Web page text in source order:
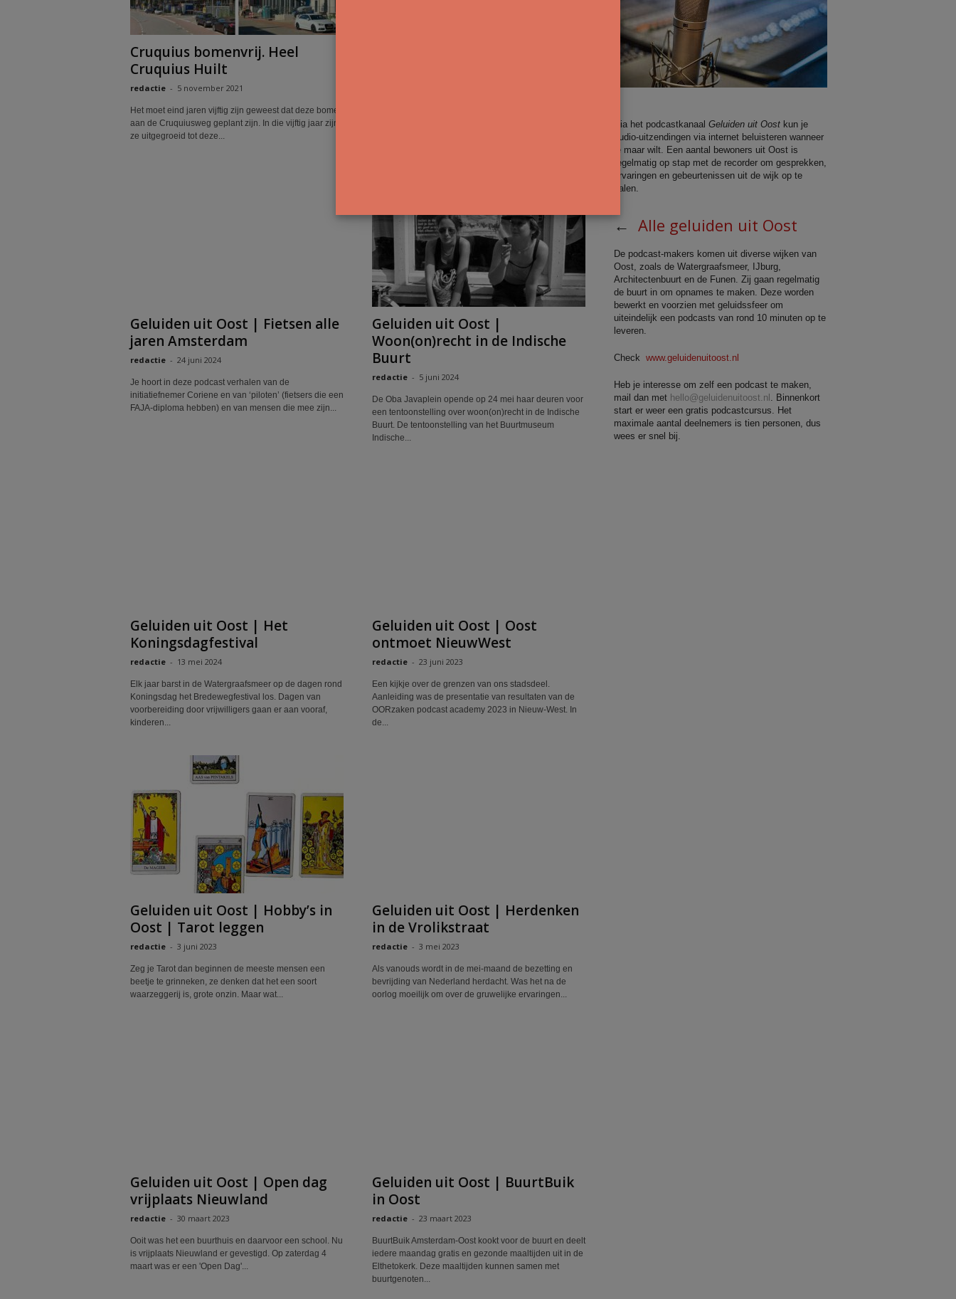
Cruquius bomenvrij. Heel
Cruquius Huilt
redactie - 5 november 2021
Het moet eind jaren vijftig zijn geweest dat deze bomen
aan de Cruquiusweg geplant zijn. In die vijftig jaar zijn
ze uitgegroeid tot deze...
Geluiden uit Oost | Fietsen alle
jaren Amsterdam
redactie - 24 juni 2024
Je hoort in deze podcast verhalen van de
initiatiefnemer Coriene en van ‘piloten’ (fietsers die een
FAJA-diploma hebben) en van mensen die mee zijn...
Geluiden uit Oost |
Woon(on)recht in de Indische
Buurt
redactie - 5 juni 2024
De Oba Javaplein opende op 24 mei haar deuren voor
een tentoonstelling over woon(on)recht in de Indische
Buurt. De tentoonstelling van het Buurtmuseum
Indische...
Geluiden uit Oost | Het
Koningsdagfestival
redactie - 13 mei 2024
Elk jaar barst in de Watergraafsmeer op de dagen rond
Koningsdag het Bredewegfestival los. Dagen van
voorbereiding door vrijwilligers gaan er aan vooraf,
kinderen...
Geluiden uit Oost | Oost
ontmoet NieuwWest
redactie - 23 juni 2023
Een kijkje over de grenzen van ons stadsdeel.
Aanleiding was de presentatie van resultaten van de
OORzaken podcast academy 2023 in Nieuw-West. In
de...
Geluiden uit Oost | Hobby’s in
Oost | Tarot leggen
redactie - 3 juni 2023
Zeg je Tarot dan beginnen de meeste mensen een
beetje te grinneken, ze denken dat het een soort
waarzeggerij is, grote onzin. Maar wat...
Geluiden uit Oost | Herdenken
in de Vrolikstraat
redactie - 3 mei 2023
Als vanouds wordt in de mei-maand de bezetting en
bevrijding van Nederland herdacht. Was het na de
oorlog moeilijk om over de gruwelijke ervaringen...
Geluiden uit Oost | Open dag
vrijplaats Nieuwland
redactie - 30 maart 2023
Ooit was het een buurthuis en daarvoor een school. Nu
is vrijplaats Nieuwland er gevestigd. Op zaterdag 4
maart was er een 'Open Dag'...
Geluiden uit Oost | BuurtBuik
in Oost
redactie - 23 maart 2023
BuurtBuik Amsterdam-Oost kookt voor de buurt en deelt
iedere maandag gratis en gezonde maaltijden uit in de
Elthetokerk. Deze maaltijden kunnen samen met
buurtgenoten...
Via het podcastkanaal Geluiden uit Oostkun je
audio-uitzendingen via internet beluisteren wanneer
je maar wilt. Een aantal bewoners uit Oost is
regelmatig op stap met de recorder om gesprekken,
ervaringen en gebeurtenissen uit de wijk op te
halen.
← Alle geluiden uit Oost
De podcast-makers komen uit diverse wijken van
Oost, zoals de Watergraafsmeer, IJburg,
Architectenbuurt en de Funen. Zij gaan regelmatig
de buurt in om opnames te maken. Deze worden
bewerkt en voorzien met geluidssfeer om
uiteindelijk een podcasts van rond 10 minuten op te
leveren.
Check www.geluidenuitoost.nl
Heb je interesse om zelf een podcast te maken,
mail dan met hello@geluidenuitoost.nl . Binnenkort
start er weer een gratis podcastcursus. Het
maximale aantal deelnemers is tien personen, dus
wees er snel bij.